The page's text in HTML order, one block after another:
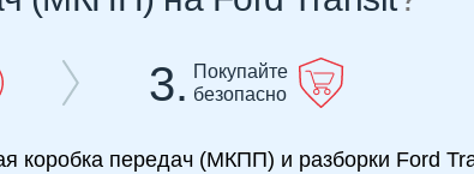
3. Покупайте
безопасно
коробка передач (МКПП) и разборки Ford